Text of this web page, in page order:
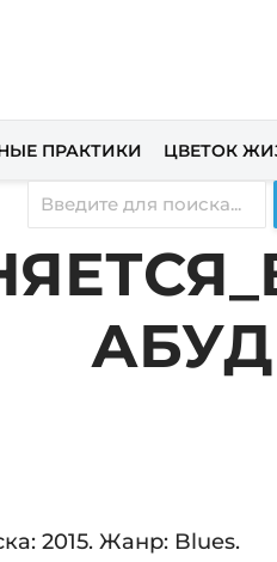
ПРАКТИКИ ЦВЕТОК
2015. Жанр: Blues.